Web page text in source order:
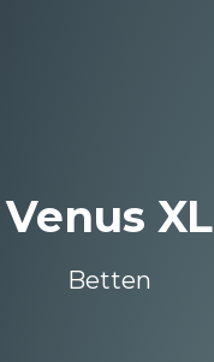
Venus XL
Betten